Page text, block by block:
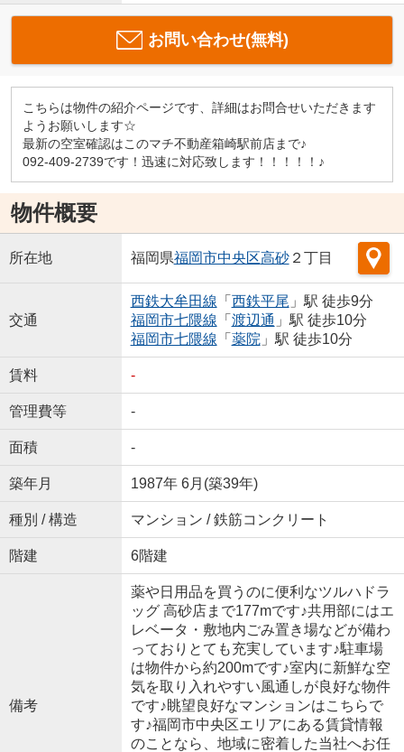
お問い合わせ(無料)
こちらは物件の紹介ページです、詳細はお問合せいただきます
ようお願いします☆
最新の空室確認はこのマチ不動産箱崎駅前店まで♪
092-409-2739です！迅速に対応致します！！！！！♪
物件概要
所在地 福岡県福岡市中央区高砂２丁目
交通
西鉄大牟田線 「 西鉄平尾 」駅 徒歩9分
福岡市七隈線 「 渡辺通 」駅 徒歩10分
福岡市七隈線 「 薬院 」駅 徒歩10分
賃料 -
管理費等 -
面積 -
築年月 1987年 6月(築39年)
種別 / 構造 マンション / 鉄筋コンクリート
階建 6階建
備考
薬や日用品を買うのに便利なツルハドラ
ッグ 高砂店まで177mです♪共用部にはエ
レベータ・敷地内ごみ置き場などが備わ
っておりとても充実しています♪駐車場
は物件から約200mです♪室内に新鮮な空
気を取り入れやすい風通しが良好な物件
です♪眺望良好なマンションはこちらで
す♪福岡市中央区エリアにある賃貸情報
のことなら、地域に密着した当社へお任